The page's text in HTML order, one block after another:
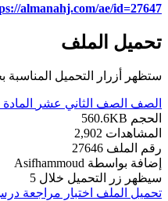
almanahj.com/ae/id=27647
تحميل الملف
ستظهر أزرار التحميل المناسبة
الصف الصف الثاني عشر المادة
الحجم 560.6KB
المشاهدات 2,902
رقم الملف 27646
إضافة بواسطة Asifhammoud
سيظهر زر التحميل خلال 5
تحميل الملف اختبار مراجعة